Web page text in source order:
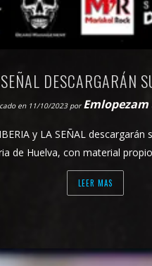
DESCARGARÁN
en 11/10/2023 por Emlopezam
y LA SEÑAL
de Huelva, con material
LEER MAS